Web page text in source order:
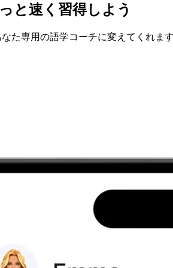
と速く習得しよう
た専用の語学コーチに変えてくれま